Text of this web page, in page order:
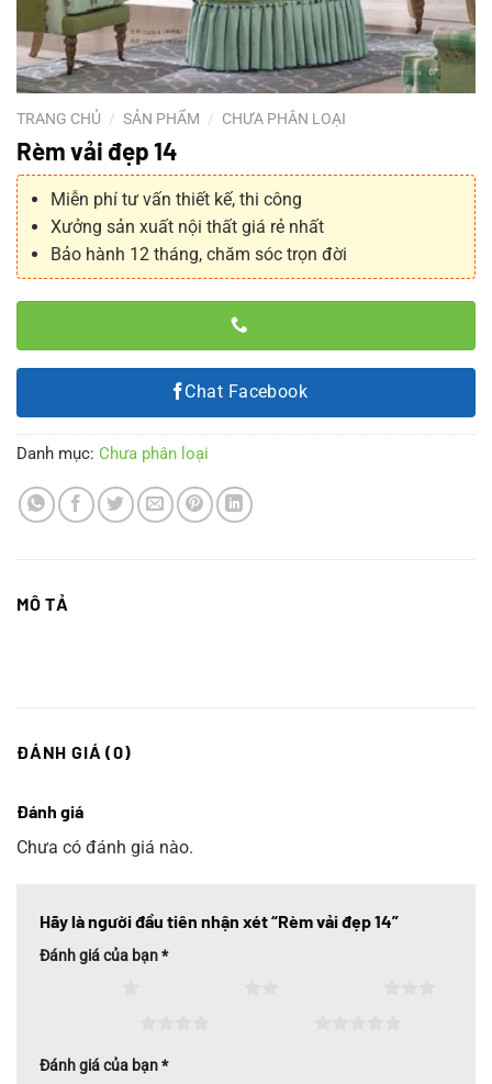
TRANG CHỦ / SẢN PHẨM / CHƯA PHÂN LOẠI
Rèm vải đẹp 14
Miễn phí tư vấn thiết kế, thi công
Xưởng sản xuất nội thất giá rẻ nhất
Bảo hành 12 tháng, chăm sóc trọn đời
Chat Facebook
Danh mục: Chưa phân loại
MÔ TẢ
ĐÁNH GIÁ (0)
Đánh giá
Chưa có đánh giá nào.
Hãy là người đầu tiên nhận xét “Rèm vải đẹp 14”
Đánh giá của bạn*
Đánh giá của bạn*